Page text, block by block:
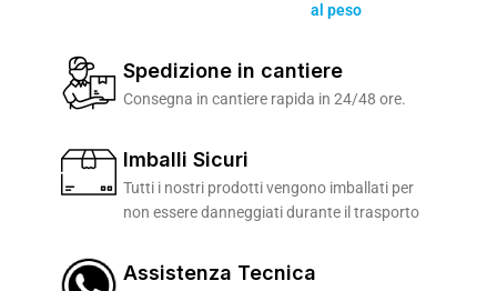
al peso
Spedizione in cantiere
Consegna in cantiere rapida in 24/48 ore.
Imballi Sicuri
Tutti i nostri prodotti vengono imballati per
non essere danneggiati durante il trasporto
Assistenza Tecnica